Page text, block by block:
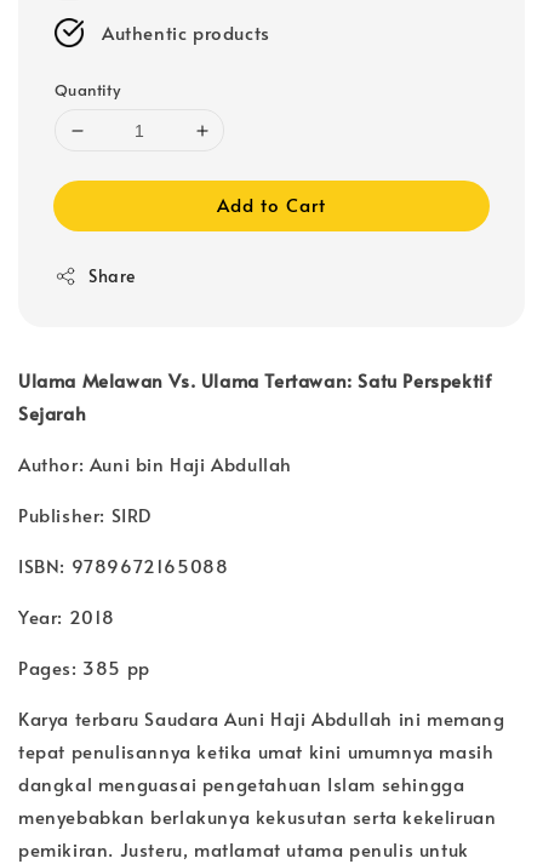
Authentic products
Quantity
Add to Cart
Share
Ulama Melawan Vs. Ulama Tertawan: Satu Perspektif
Sejarah
Author: Auni bin Haji Abdullah
Publisher: SIRD
ISBN: 9789672165088
Year: 2018
Pages: 385 pp
Karya terbaru Saudara Auni Haji Abdullah ini memang
tepat penulisannya ketika umat kini umumnya masih
dangkal menguasai pengetahuan Islam sehingga
menyebabkan berlakunya kekusutan serta kekeliruan
pemikiran. Justeru, matlamat utama penulis untuk